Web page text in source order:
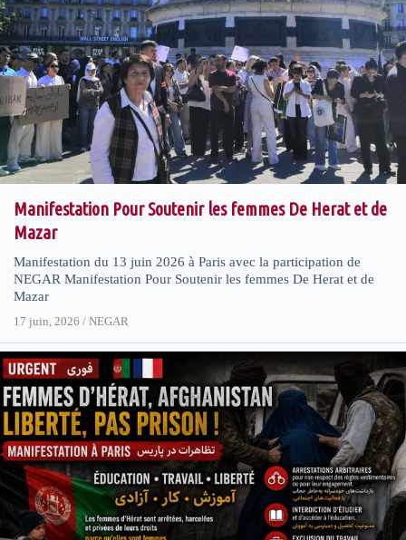
Manifestation Pour Soutenir les femmes De Herat et de
Mazar
Manifestation du 13 juin 2026 à Paris avec la participation de
NEGAR Manifestation Pour Soutenir les femmes De Herat et de
Mazar
17 juin, 2026 / NEGAR